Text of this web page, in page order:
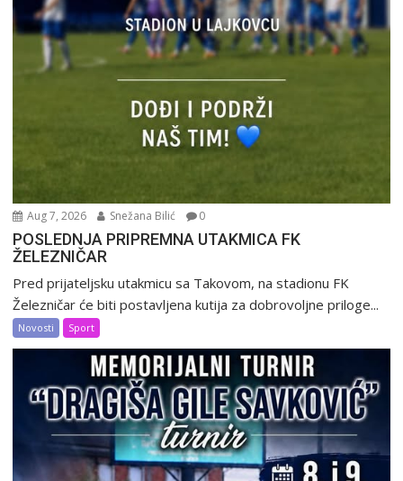
Aug 7, 2026 Snežana Bilić 0
POSLEDNJA PRIPREMNA UTAKMICA FK
ŽELEZNIČAR
Pred prijateljsku utakmicu sa Takovom, na stadionu FK
Železničar će biti postavljena kutija za dobrovoljne priloge...
Novosti Sport